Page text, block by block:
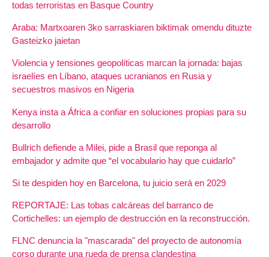
todas terroristas en Basque Country
Araba: Martxoaren 3ko sarraskiaren biktimak omendu dituzte
Gasteizko jaietan
Violencia y tensiones geopolíticas marcan la jornada: bajas
israelíes en Líbano, ataques ucranianos en Rusia y
secuestros masivos en Nigeria
Kenya insta a África a confiar en soluciones propias para su
desarrollo
Bullrich defiende a Milei, pide a Brasil que reponga al
embajador y admite que “el vocabulario hay que cuidarlo”
Si te despiden hoy en Barcelona, tu juicio será en 2029
REPORTAJE: Las tobas calcáreas del barranco de
Cortichelles: un ejemplo de destrucción en la reconstrucción.
FLNC denuncia la "mascarada" del proyecto de autonomía
corso durante una rueda de prensa clandestina